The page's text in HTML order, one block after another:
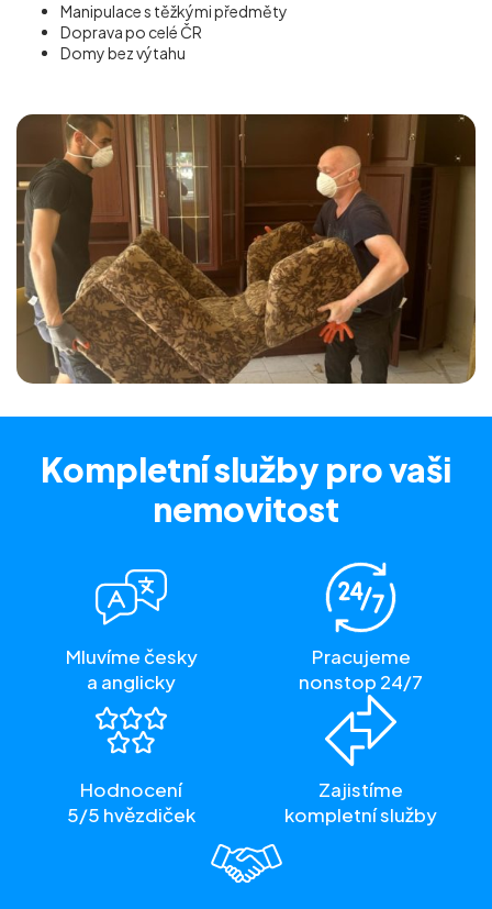
Manipulace s těžkými předměty
Doprava po celé ČR
Domy bez výtahu
Kompletní služby pro vaši
nemovitost
Mluvíme česky
a anglicky
Pracujeme
nonstop 24/7
Hodnocení
5/5 hvězdiček
Zajistíme
kompletní služby